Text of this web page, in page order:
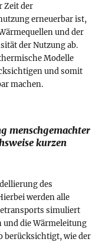
Zeit der
erneuerbar ist,
und der
der Nutzung ab.
Modelle
und somit
machen.
menschgemachter
kurzen
des
werden alle
simuliert
und die Wärmeleitung
berücksichtigt, wie der